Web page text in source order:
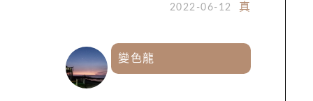
2022-06-12 真
變色龍